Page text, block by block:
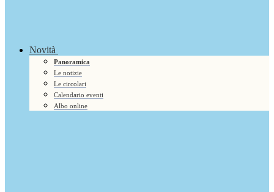
Novità
Panoramica
Le notizie
Le circolari
Calendario eventi
Albo online